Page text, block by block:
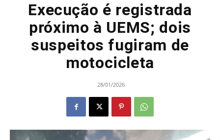
Execução é registrada
próximo à UEMS; dois
suspeitos fugiram de
motocicleta
28/01/2026